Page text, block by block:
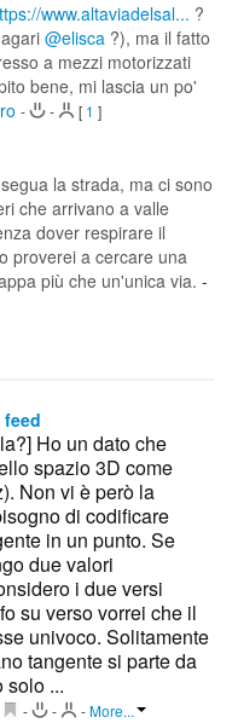
www.altaviadelsal... ?
@elisca ?), ma il fatto
a mezzi motorizzati
bene, mi lascia un po'
- - [ 1 ]
la strada, ma ci sono
che arrivano a valle
dover respirare il
proverei a cercare una
più che un'unica via. -
Ho un dato che
spazio 3D come
Non vi è però la
di codificare
in un punto. Se
due valori
i due versi
su verso vorrei che il
univoco. Solitamente
tangente si parte da
solo ...
- - -More...